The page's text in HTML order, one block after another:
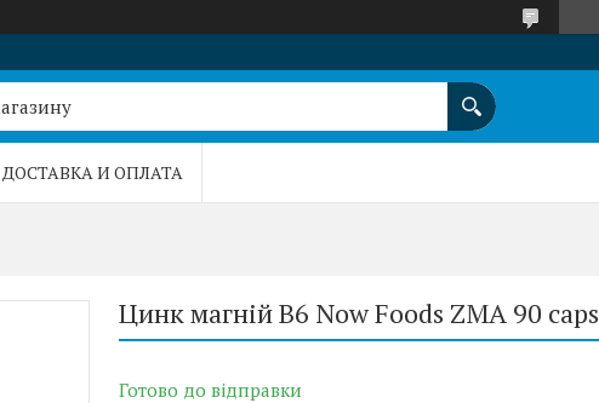
ДОСТАВКА И ОПЛАТА
Цинк магній B6 Now Foods ZMA 90 caps
Готово до відправки